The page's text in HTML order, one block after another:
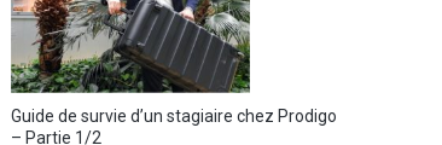
Guide de survie d’un stagiaire chez Prodigo
– Partie 1/2